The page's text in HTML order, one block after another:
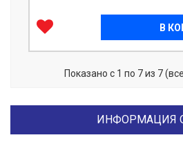
В
Показано с 1 по 7 из 7
ИНФОРМАЦИЯ